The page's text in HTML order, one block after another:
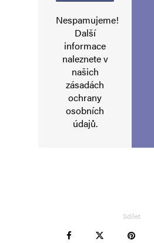
Informujte mě o nových příspěvcích e-mailem.
Alternative:
Nespamujeme!
Další
informace
naleznete v
našich
zásadách
ochrany
osobních
údajů.
Sdílet